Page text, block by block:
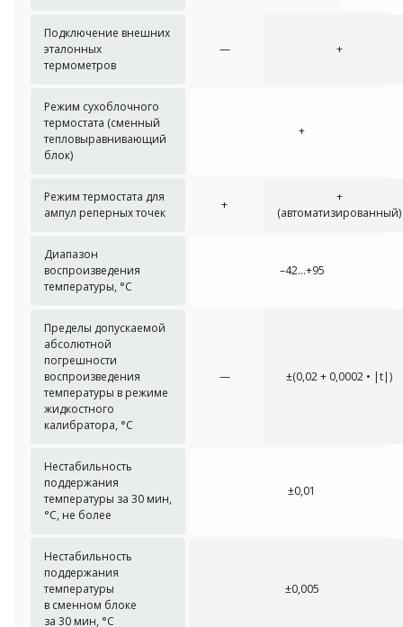
Подключение внешних
эталонных
термометров
— +
Режим сухоблочного
термостата (сменный
тепловыравнивающий
блок)
+
Режим термостата для
ампул реперных точек
+
+
(автоматизированный)
Диапазон
воспроизведения
температуры, °С
–42...+95
Пределы допускаемой
абсолютной
погрешности
воспроизведения
температуры в режиме
жидкостного
калибратора, °С
— ±(0,02 + 0,0002 • |t|)
Нестабильность
поддержания
температуры за 30 мин,
°С, не более
±0,01
Нестабильность
поддержания
температуры
в сменном блоке
за 30 мин, °С
±0,005